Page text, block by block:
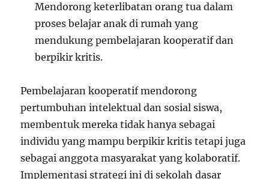
Mendorong keterlibatan orang tua dalam
proses belajar anak di rumah yang
mendukung pembelajaran kooperatif dan
berpikir kritis.
Pembelajaran kooperatif mendorong
pertumbuhan intelektual dan sosial siswa,
membentuk mereka tidak hanya sebagai
individu yang mampu berpikir kritis tetapi juga
sebagai anggota masyarakat yang kolaboratif.
Implementasi strategi ini di sekolah dasar